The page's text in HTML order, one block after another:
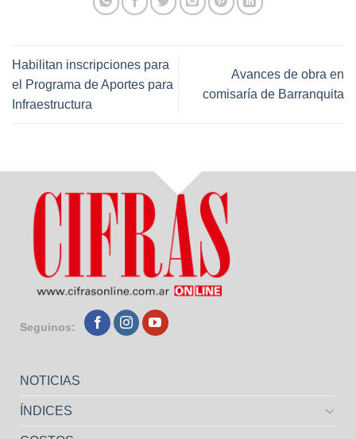
Habilitan inscripciones para
el Programa de Aportes para
Infraestructura
Avances de obra en
comisaría de Barranquita
Seguinos:
NOTICIAS
ÍNDICES